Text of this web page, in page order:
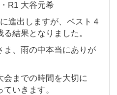
大谷元希
進出しますが、ベスト４
結果となりました。
ま、雨の中本当にありが
会までの時間を大切に
いきます。